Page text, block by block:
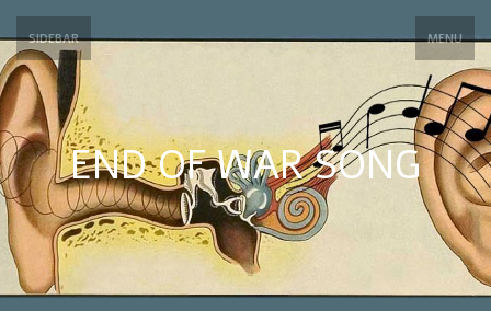
SIDEBAR MENU
END OF WAR SONG